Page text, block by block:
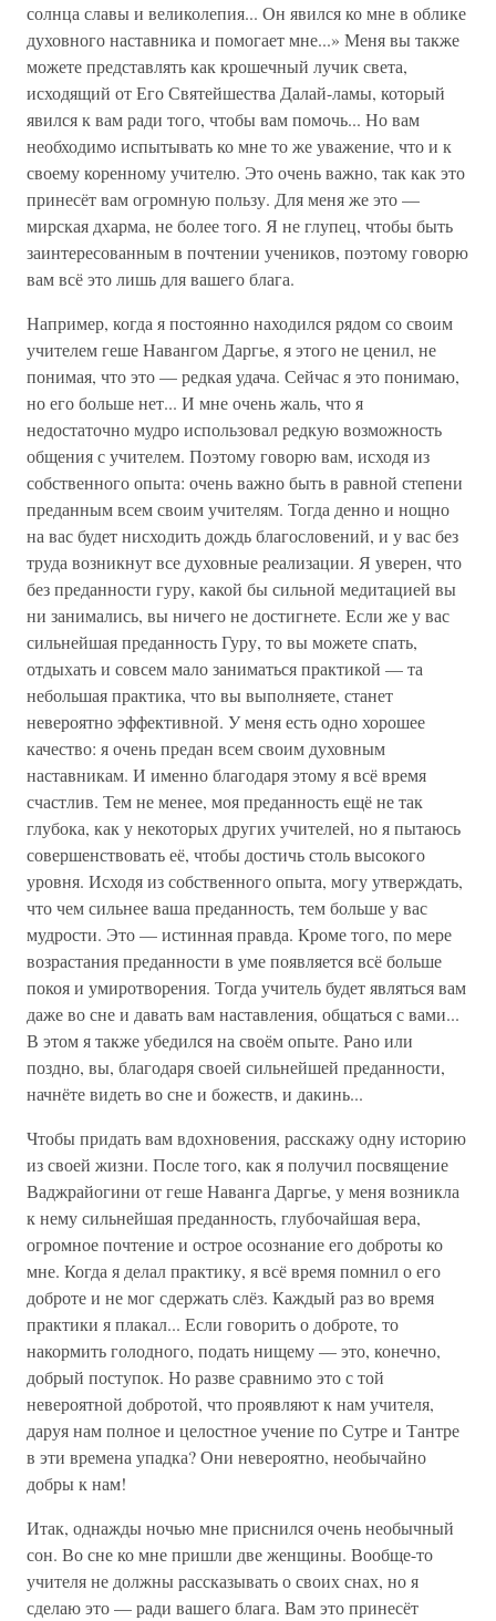
солнца славы и великолепия... Он явился ко мне в облике
духовного наставника и помогает мне...» Меня вы также
можете представлять как крошечный лучик света,
исходящий от Его Святейшества Далай-ламы, который
явился к вам ради того, чтобы вам помочь... Но вам
необходимо испытывать ко мне то же уважение, что и к
своему коренному учителю. Это очень важно, так как это
принесёт вам огромную пользу. Для меня же это —
мирская дхарма, не более того. Я не глупец, чтобы быть
заинтересованным в почтении учеников, поэтому говорю
вам всё это лишь для вашего блага.
Например, когда я постоянно находился рядом со своим
учителем геше Навангом Даргье, я этого не ценил, не
понимая, что это — редкая удача. Сейчас я это понимаю,
но его больше нет... И мне очень жаль, что я
недостаточно мудро использовал редкую возможность
общения с учителем. Поэтому говорю вам, исходя из
собственного опыта: очень важно быть в равной степени
преданным всем своим учителям. Тогда денно и нощно
на вас будет нисходить дождь благословений, и у вас без
труда возникнут все духовные реализации. Я уверен, что
без преданности гуру, какой бы сильной медитацией вы
ни занимались, вы ничего не достигнете. Если же у вас
сильнейшая преданность Гуру, то вы можете спать,
отдыхать и совсем мало заниматься практикой — та
небольшая практика, что вы выполняете, станет
невероятно эффективной. У меня есть одно хорошее
качество: я очень предан всем своим духовным
наставникам. И именно благодаря этому я всё время
счастлив. Тем не менее, моя преданность ещё не так
глубока, как у некоторых других учителей, но я пытаюсь
совершенствовать её, чтобы достичь столь высокого
уровня. Исходя из собственного опыта, могу утверждать,
что чем сильнее ваша преданность, тем больше у вас
мудрости. Это — истинная правда. Кроме того, по мере
возрастания преданности в уме появляется всё больше
покоя и умиротворения. Тогда учитель будет являться вам
даже во сне и давать вам наставления, общаться с вами...
В этом я также убедился на своём опыте. Рано или
поздно, вы, благодаря своей сильнейшей преданности,
начнёте видеть во сне и божеств, и дакинь...
Чтобы придать вам вдохновения, расскажу одну историю
из своей жизни. После того, как я получил посвящение
Ваджрайогини от геше Наванга Даргье, у меня возникла
к нему сильнейшая преданность, глубочайшая вера,
огромное почтение и острое осознание его доброты ко
мне. Когда я делал практику, я всё время помнил о его
доброте и не мог сдержать слёз. Каждый раз во время
практики я плакал... Если говорить о доброте, то
накормить голодного, подать нищему — это, конечно,
добрый поступок. Но разве сравнимо это с той
невероятной добротой, что проявляют к нам учителя,
даруя нам полное и целостное учение по Сутре и Тантре
в эти времена упадка? Они невероятно, необычайно
добры к нам!
Итак, однажды ночью мне приснился очень необычный
сон. Во сне ко мне пришли две женщины. Вообще-то
учителя не должны рассказывать о своих снах, но я
сделаю это — ради вашего блага. Вам это принесёт